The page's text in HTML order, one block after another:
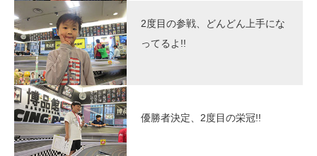
2度目の参戦、どんどん上手にな
ってるよ!!
優勝者決定、2度目の栄冠!!